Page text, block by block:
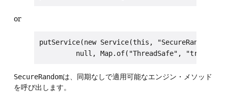
or
putService(new Service(this, "SecureRandom",
         null, Map.of("ThreadSafe", "true")));
SecureRandomは、同期なしで適用可能なエンジン・メソッド
を呼び出します。